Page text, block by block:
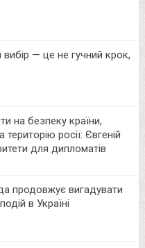
вибір — це не гучний крок,
на безпеку країни,
росії: Євгеній
для дипломатів
продовжує вигадувати
в Україні